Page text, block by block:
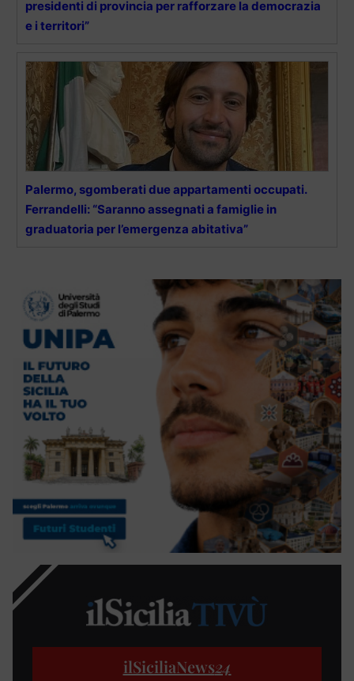
presidenti di provincia per rafforzare la democrazia
e i territori”
Palermo, sgomberati due appartamenti occupati.
Ferrandelli: “Saranno assegnati a famiglie in
graduatoria per l’emergenza abitativa”
ilSiciliaNews24